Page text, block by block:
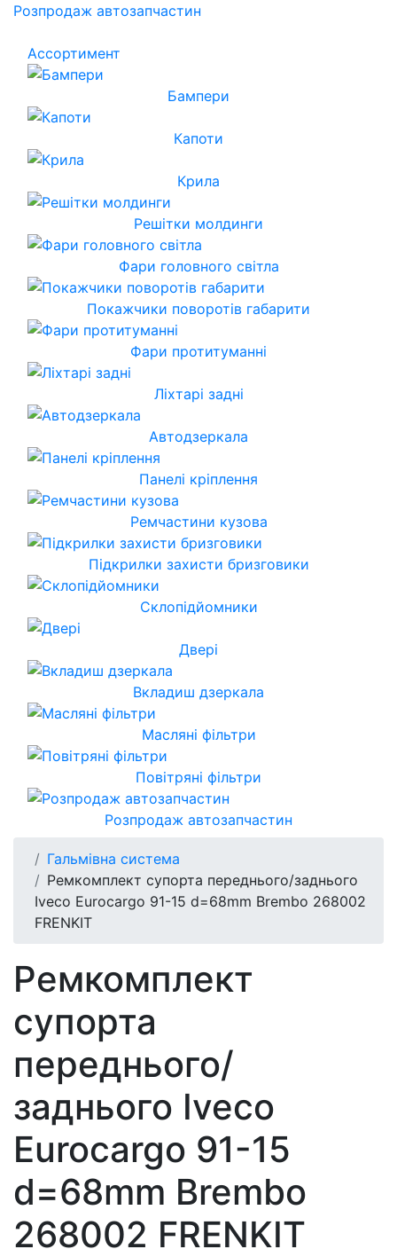
Розпродаж автозапчастин
Ассортимент
Бампери
Капоти
Крила
Решітки молдинги
Фари головного світла
Покажчики поворотів габарити
Фари протитуманні
Ліхтарі задні
Автодзеркала
Панелі кріплення
Ремчастини кузова
Підкрилки захисти бризговики
Склопідйомники
Двері
Вкладиш дзеркала
Масляні фільтри
Повітряні фільтри
Розпродаж автозапчастин
Гальмівна система
Ремкомплект супорта переднього/заднього
Iveco Eurocargo 91-15 d=68mm Brembo 268002
FRENKIT
Ремкомплект
супорта
переднього/
заднього Iveco
Eurocargo 91-15
d=68mm Brembo
268002 FRENKIT